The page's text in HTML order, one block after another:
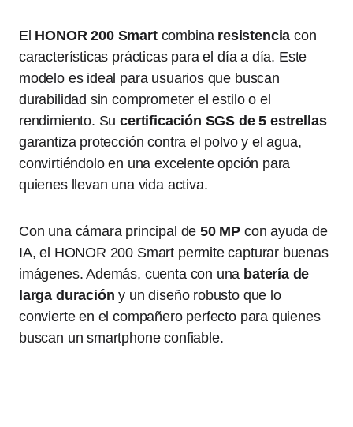
El HONOR 200 Smartcombina resistencia con
características prácticas para el día a día. Este
modelo es ideal para usuarios que buscan
durabilidad sin comprometer el estilo o el
rendimiento. Sucertificación SGS de 5 estrellas
garantiza protección contra el polvo y el agua,
convirtiéndolo en una excelente opción para
quienes llevan una vida activa.
Con una cámara principal de 50 MP con ayuda de
IA, el HONOR 200 Smart permite capturar buenas
imágenes. Además, cuenta con una batería de
larga duración y un diseño robusto que lo
convierte en el compañero perfecto para quienes
buscan un smartphone confiable.